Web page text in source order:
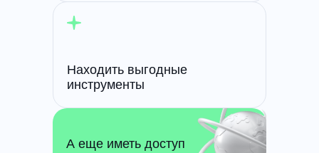
Находить выгодные
инструменты
А еще иметь доступ